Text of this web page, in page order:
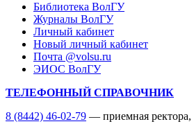
Библиотека ВолГУ
Журналы ВолГУ
Личный кабинет
Новый личный кабинет
Почта @volsu.ru
ЭИОС ВолГУ
ТЕЛЕФОННЫЙ СПРАВОЧНИК
8 (8442) 46-02-79 — приемная ректора,